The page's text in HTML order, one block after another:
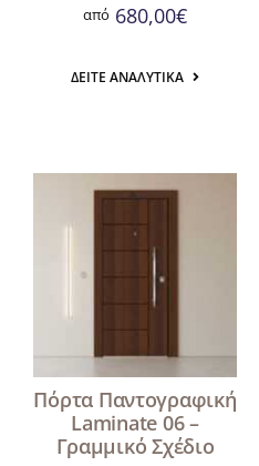
από 680,00€
ΔΕΊΤΕ ΑΝΑΛΥΤΙΚΆ
Πόρτα Παντογραφική
Laminate 06 –
Γραμμικό Σχέδιο